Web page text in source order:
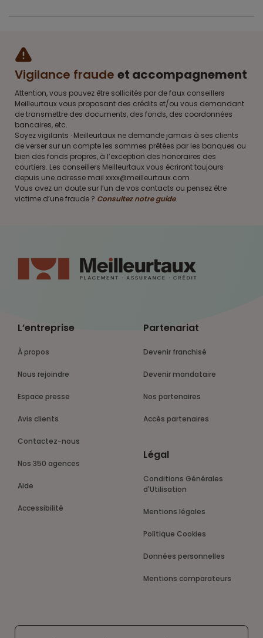
Vigilance fraude et accompagnement
Attention, vous pouvez être sollicités par de faux conseillers
Meilleurtaux vous proposant des crédits et/ou vous demandant
de transmettre des documents, des fonds, des coordonnées
bancaires, etc.
Soyez vigilants · Meilleurtaux ne demande jamais à ses clients
de verser sur un compte les sommes prêtées par les banques ou
bien des fonds propres, à l’exception des honoraires des
courtiers. Les conseillers Meilleurtaux vous écriront toujours
depuis une adresse mail xxxx@meilleurtaux.com
Vous avez un doute sur l’un de vos contacts ou pensez être
victime d’une fraude ? Consultez notre guide.
L’entreprise
À propos
Nous rejoindre
Espace presse
Avis clients
Contactez-nous
Nos 350 agences
Aide
Accessibilité
Partenariat
Devenir franchisé
Devenir mandataire
Nos partenaires
Accès partenaires
Légal
Conditions Générales
d'Utilisation
Mentions légales
Politique Cookies
Données personnelles
Mentions comparateurs